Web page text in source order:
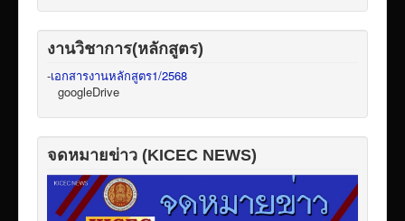
งานวิชาการ(หลักสูตร)
-เอกสารงานหลักสูตร1/2568
googleDrive
จดหมายข่าว (KICEC NEWS)